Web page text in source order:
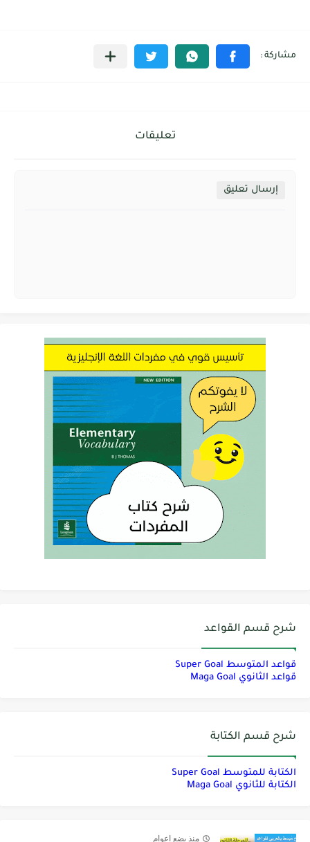
تعليقات
إرسال تعليق
شرح قسم القواعد
قواعد المتوسط Super Goal
قواعد الثانوي Maga Goal
شرح قسم الكتابة
الكتابة للمتوسط Super Goal
الكتابة للثانوي Maga Goal
منذ بضع اعوام